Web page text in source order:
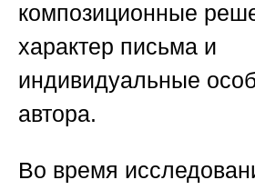
композиционные
характер письма и
индивидуальные
автора.
Во время